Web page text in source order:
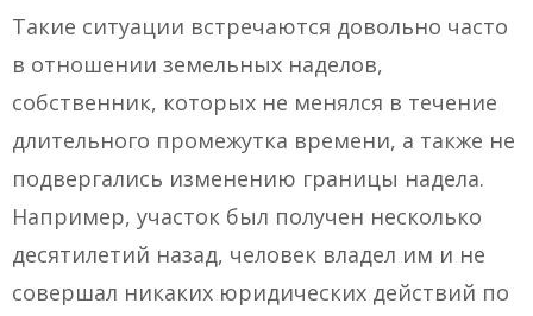
Такие ситуации встречаются довольно часто
в отношении земельных наделов,
собственник, которых не менялся в течение
длительного промежутка времени, а также не
подвергались изменению границы надела.
Например, участок был получен несколько
десятилетий назад, человек владел им и не
совершал никаких юридических действий по